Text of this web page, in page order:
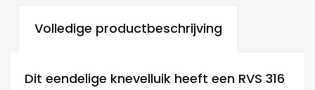
Volledige productbeschrijving
Dit eendelige knevelluik heeft een RVS 316